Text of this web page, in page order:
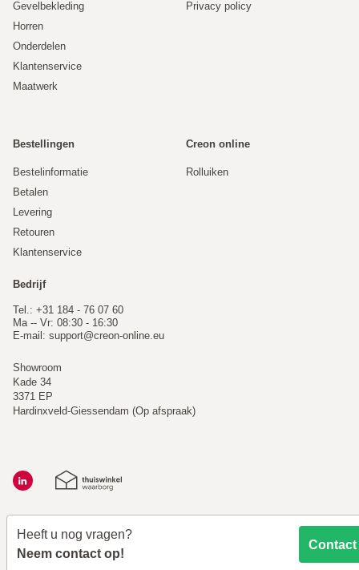
Heeft u nog vragen?
Neem contact op!
Contact
Gevelbekleding
Horren
Onderdelen
Klantenservice
Maatwerk
Privacy policy
Bestellingen
Bestelinformatie
Betalen
Levering
Retouren
Klantenservice
Creon online
Rolluiken
Bedrijf
Tel.: +31 184 - 76 07 60
Ma -- Vr: 08:30 - 16:30
E-mail: support@creon-online.eu
Showroom
Kade 34
3371 EP
Hardinxveld-Giessendam (Op afspraak)